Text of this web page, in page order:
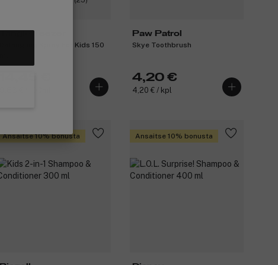
Detangling Spray For Kids 150
Paw Patrol
Skye Toothbrush
4,20 €
4,20 € / kpl
Ansaitse 10% bonusta Ansaitse 10% bonusta